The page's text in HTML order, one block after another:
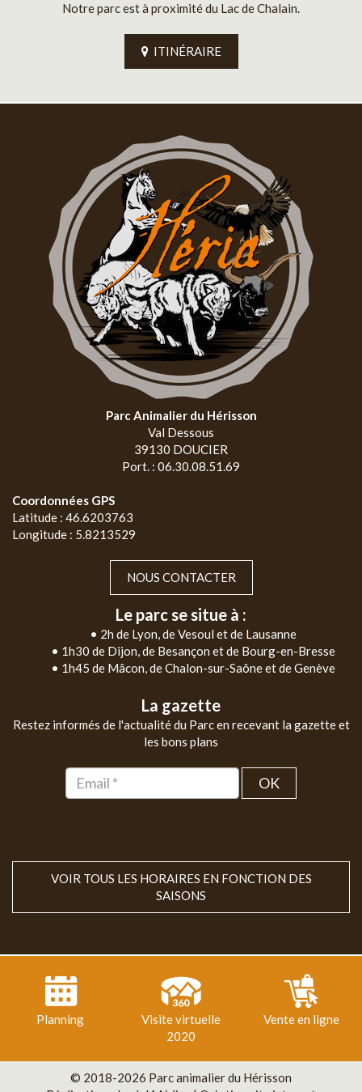
Notre parc est à proximité du Lac de Chalain.
ITINÉRAIRE
Parc Animalier du Hérisson
Val Dessous
39130 DOUCIER
Port. : 06.30.08.51.69
Coordonnées GPS
Latitude : 46.6203763
Longitude : 5.8213529
NOUS CONTACTER
Le parc se situe à :
• 2h de Lyon, de Vesoul et de Lausanne
• 1h30 de Dijon, de Besançon et de Bourg-en-Bresse
• 1h45 de Mâcon, de Chalon-sur-Saône et de Genève
La gazette
Restez informés de l'actualité du Parc en recevant la gazette et
les bons plans
OK
VOIR TOUS LES HORAIRES EN FONCTION DES
SAISONS
Planning
Visite virtuelle
2020
Vente en ligne
© 2018-2026 Parc animalier du Hérisson